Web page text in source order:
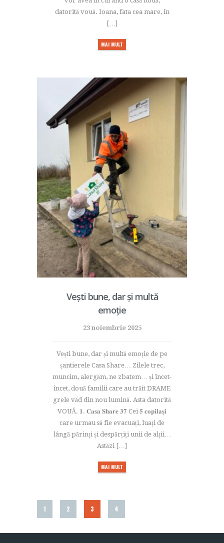
datorită vouă. Ioana, fata cea mare, în
[…]
MAI MULT
Vești bune, dar și multă
emoție
23 noiembrie 2025
Vești bune, dar și multă emoție de pe
șantierele Casa Share… Zilele trec,
muncim, alergăm, ne zbatem… și încet-
încet, două familii care au trăit DRAME
grele văd din nou lumină. Asta datorită
VOUĂ. 𝟏. 𝐂𝐚𝐬𝐚 𝐒𝐡𝐚𝐫𝐞 𝟑𝟕 Cei 𝟓 𝐜𝐨𝐩𝐢𝐥𝐚𝐬̦𝐢
care urmau să fie evacuați, luați de
lângă părinți și despărțiți unii de alții…
Astăzi […]
MAI MULT
1 2 3 4